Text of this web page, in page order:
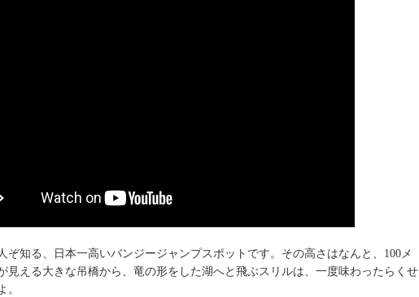
ぞ知る、日本一高いバンジージャンプスポットです。その高さはなんと、100メ
見える大きな吊橋から、竜の形をした湖へと飛ぶスリルは、一度味わったらくせ
。